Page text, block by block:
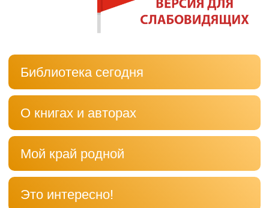
Библиотека сегодня
О книгах и авторах
Мой край родной
Это интересно!